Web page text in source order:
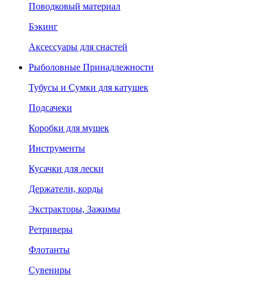
Поводковый материал
Бэкинг
Аксессуары для снастей
Рыболовные Принадлежности
Тубусы и Сумки для катушек
Подсачеки
Коробки для мушек
Инструменты
Кусачки для лески
Держатели, корды
Экстракторы, Зажимы
Ретриверы
Флотанты
Сувениры